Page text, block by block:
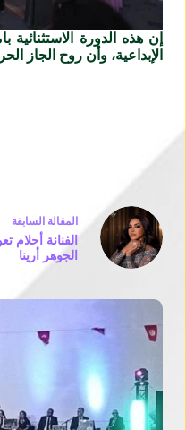
إن هذه الدورة
الإبداعية، وأن روح الجاز
المقالة السابقة
الفنانة
الجوهر أرينا